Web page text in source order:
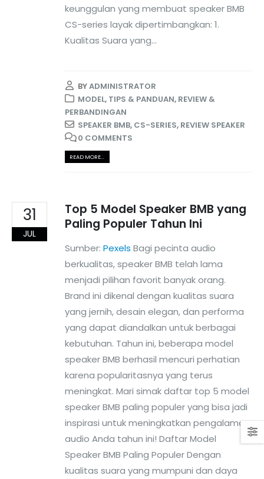
keunggulan yang membuat speaker BMB
CS-series layak dipertimbangkan: 1.
Kualitas Suara yang...
BYADMINISTRATOR
MODEL, TIPS & PANDUAN, REVIEW &
PERBANDINGAN
SPEAKER BMB, CS-SERIES, REVIEW SPEAKER
0 COMMENTS
READ MORE...
31
JUL
Top 5 Model Speaker BMB yang
Paling Populer Tahun Ini
Sumber: Pexels Bagi pecinta audio
berkualitas, speaker BMB telah lama
menjadi pilihan favorit banyak orang.
Brand ini dikenal dengan kualitas suara
yang jernih, desain elegan, dan performa
yang dapat diandalkan untuk berbagai
kebutuhan. Tahun ini, beberapa model
speaker BMB berhasil mencuri perhatian
karena popularitasnya yang terus
meningkat. Mari simak daftar top 5 model
speaker BMB paling populer yang bisa jadi
inspirasi untuk meningkatkan pengalaman
audio Anda tahun ini! Daftar Model
Speaker BMB Paling Populer Dengan
kualitas suara yang mumpuni dan daya